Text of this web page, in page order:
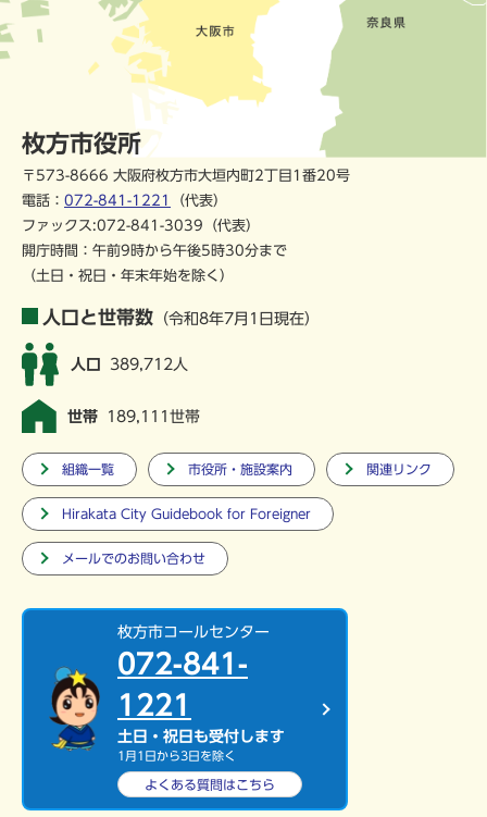
枚方市役所
〒573-8666 大阪府枚方市大垣内町2丁目1番20号
電話： 072-841-1221
（代表）
ファックス:072-841-3039（代表）
開庁時間：午前9時から午後5時30分まで
（土日・祝日・年末年始を除く）
人口と世帯数 （令和8年7月1日現在）
人口 389,712人
世帯 189,111世帯
組織一覧 市役所・施設案内 関連リンク
Hirakata City Guidebook for Foreigner
メールでのお問い合わせ
枚方市コールセンター
072-841-
1221
土日・祝日も受付します
1月1日から3日を除く
よくある質問はこちら